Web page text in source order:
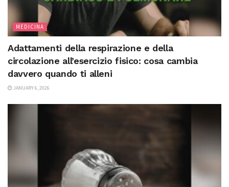
MEDICINA
Adattamenti della respirazione e della
circolazione all’esercizio fisico: cosa cambia
davvero quando ti alleni
JANUARY 6, 2026